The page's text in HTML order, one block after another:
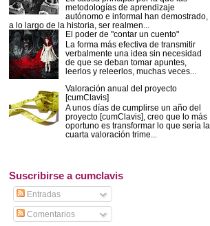
metodologías de aprendizaje
autónomo e informal han demostrado,
a lo largo de la historia, ser realmen...
El poder de "contar un cuento"
La forma más efectiva de transmitir
verbalmente una idea sin necesidad
de que se deban tomar apuntes,
leerlos y releerlos, muchas veces...
Valoración anual del proyecto
[cumClavis]
A unos días de cumplirse un año del
proyecto [cumClavis], creo que lo más
oportuno es transformar lo que sería la
cuarta valoración trime...
Suscribirse a cumclavis
Entradas
Comentarios